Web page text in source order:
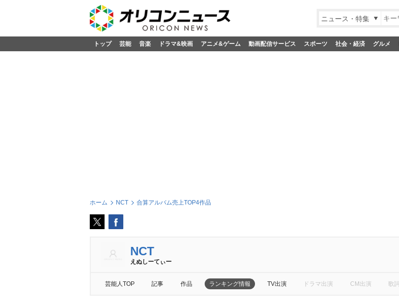
ニュース・特集
トップ 芸能 音楽 ドラマ&映画 アニメ&ゲーム 動画配信サービス スポーツ 社会・経済 グルメ
ホーム NCT 合算アルバム売上TOP4作品
NCT
えぬしーてぃー
芸能人TOP 記事 作品 ランキング情報 TV出演 ドラマ出演 CM出演 歌詞